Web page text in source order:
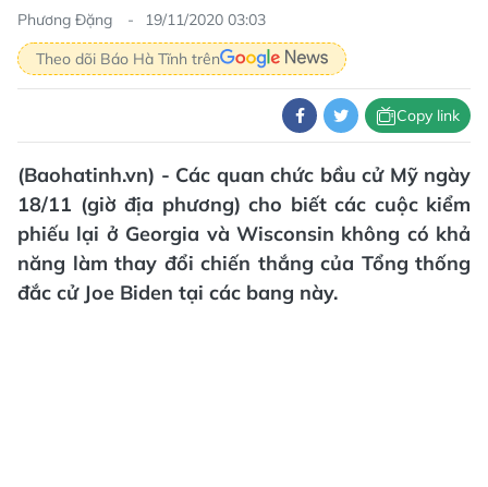
Phương Đặng
19/11/2020 03:03
Theo dõi Báo Hà Tĩnh trên
Copy link
(Baohatinh.vn) - Các quan chức bầu cử Mỹ ngày
18/11 (giờ địa phương) cho biết các cuộc kiểm
phiếu lại ở Georgia và Wisconsin không có khả
năng làm thay đổi chiến thắng của Tổng thống
đắc cử Joe Biden tại các bang này.